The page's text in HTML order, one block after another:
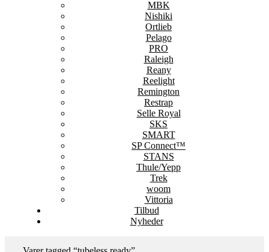
MBK
Nishiki
Ortlieb
Pelago
PRO
Raleigh
Reany
Reelight
Remington
Restrap
Selle Royal
SKS
SMART
SP Connect™
STANS
Thule/Yepp
Trek
woom
Vittoria
Tilbud
Nyheder